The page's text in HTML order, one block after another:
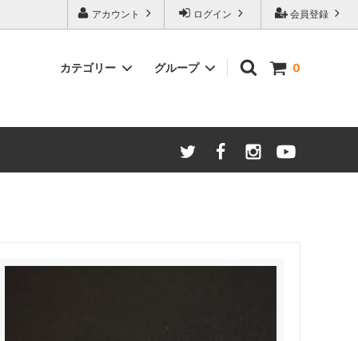
会員登録
ログイン
アカウント
0
カテゴリー グループ